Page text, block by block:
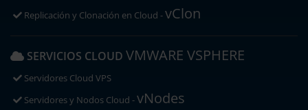
Replicación y Clonación en Cloud -vClon
SERVICIOS CLOUD VMWARE VSPHERE
Servidores Cloud VPS
Servidores y Nodos Cloud -vNodes